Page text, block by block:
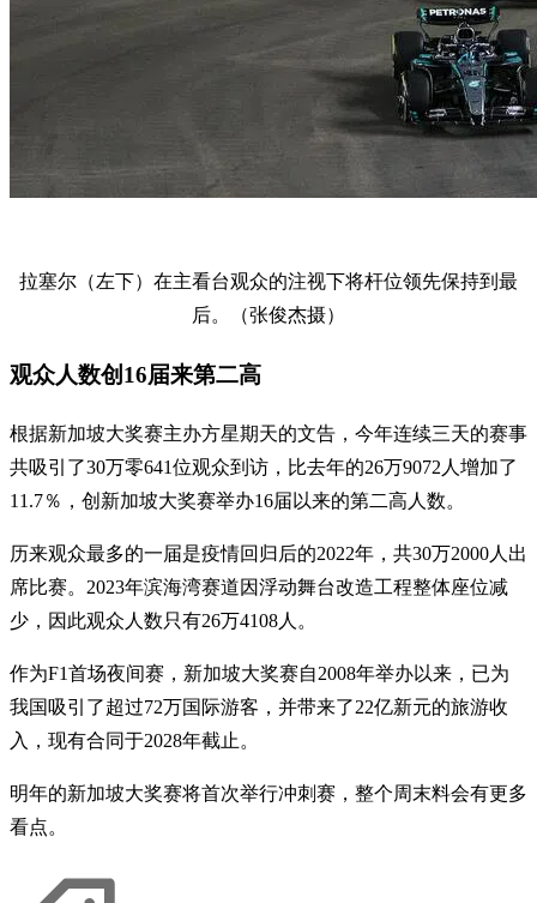
拉塞尔（左下）在主看台观众的注视下将杆位领先保持到最
后。（张俊杰摄）
观众人数创16届来第二高
根据新加坡大奖赛主办方星期天的文告，今年连续三天的赛事
共吸引了30万零641位观众到访，比去年的26万9072人增加了
11.7％，创新加坡大奖赛举办16届以来的第二高人数。
历来观众最多的一届是疫情回归后的2022年，共30万2000人出
席比赛。2023年滨海湾赛道因浮动舞台改造工程整体座位减
少，因此观众人数只有26万4108人。
作为F1首场夜间赛，新加坡大奖赛自2008年举办以来，已为
我国吸引了超过72万国际游客，并带来了22亿新元的旅游收
入，现有合同于2028年截止。
明年的新加坡大奖赛将首次举行冲刺赛，整个周末料会有更多
看点。